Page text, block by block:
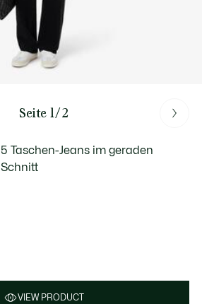
Seite 1/2
5 Taschen-Jeans im geraden
Schnitt
VIEW PRODUCT